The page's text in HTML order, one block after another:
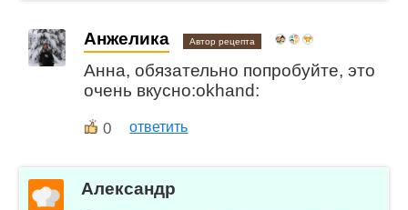
Анжелика Автор рецепта
Анна, обязательно попробуйте, это
очень вкусно:okhand:
0 ответить
Александр